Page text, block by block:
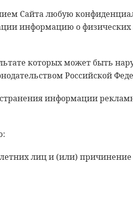
Сайта любую
информацию о
которых может быть
Российской
информации
лиц и (или)